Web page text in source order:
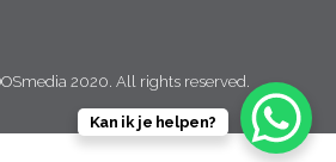
2020. All rights reserved.
Kan ik je helpen?